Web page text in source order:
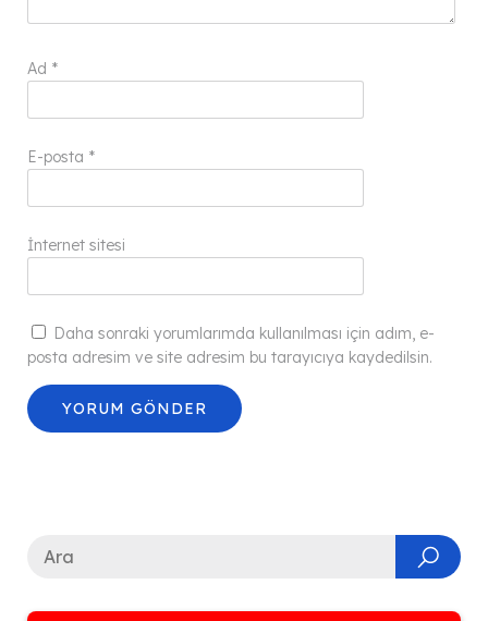
Ad *
E-posta *
İnternet sitesi
Daha sonraki yorumlarımda kullanılması için adım, e-
posta adresim ve site adresim bu tarayıcıya kaydedilsin.